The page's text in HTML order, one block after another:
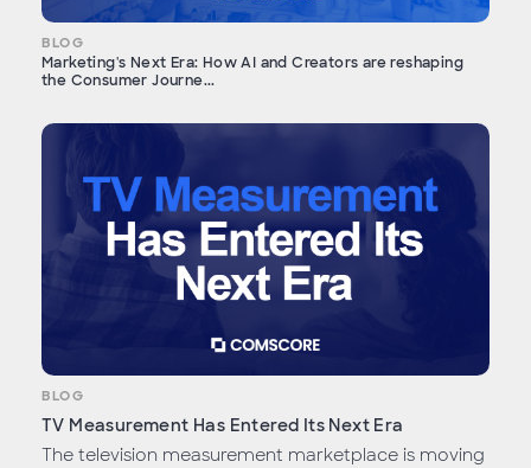
BLOG
Marketing's Next Era: How AI and Creators are reshaping
the Consumer Journe...
BLOG
TV Measurement Has Entered Its Next Era
The television measurement marketplace is moving